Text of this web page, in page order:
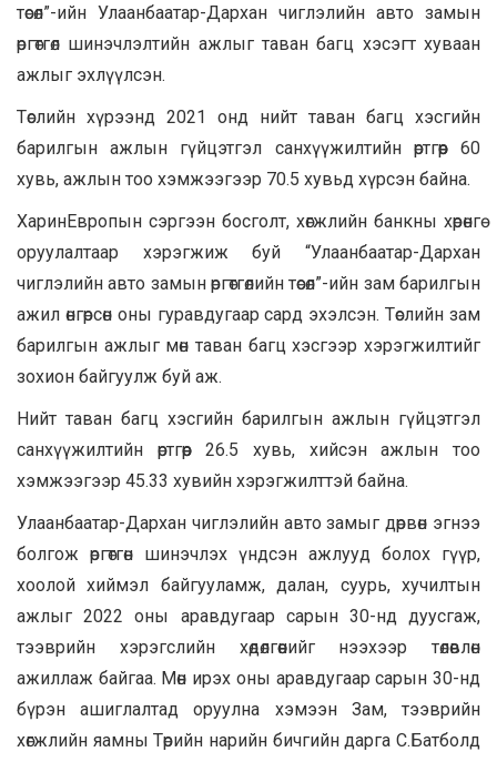
төсөл”-ийн Улаанбаатар-Дархан чиглэлийн авто замын
өргөтгөл шинэчлэлтийн ажлыг таван багц хэсэгт хуваан
ажлыг эхлүүлсэн.
Төслийн хүрээнд 2021 онд нийт таван багц хэсгийн
барилгын ажлын гүйцэтгэл санхүүжилтийн өртгөөр 60
хувь, ажлын тоо хэмжээгээр 70.5 хувьд хүрсэн байна.
ХаринЕвропын сэргээн босголт, хөгжлийн банкны хөрөнгө
оруулалтаар хэрэгжиж буй “Улаанбаатар-Дархан
чиглэлийн авто замын өргөтгөлийн төсөл”-ийн зам барилгын
ажил өнгөрсөн оны гуравдугаар сард эхэлсэн. Төслийн зам
барилгын ажлыг мөн таван багц хэсгээр хэрэгжилтийг
зохион байгуулж буй аж.
Нийт таван багц хэсгийн барилгын ажлын гүйцэтгэл
санхүүжилтийн өртгөөр 26.5 хувь, хийсэн ажлын тоо
хэмжээгээр 45.33 хувийн хэрэгжилттэй байна.
Улаанбаатар-Дархан чиглэлийн авто замыг дөрвөн эгнээ
болгож өргөтгөн шинэчлэх үндсэн ажлууд болох гүүр,
хоолой хиймэл байгууламж, далан, суурь, хучилтын
ажлыг 2022 оны аравдугаар сарын 30-нд дуусгаж,
тээврийн хэрэгслийн хөдөлгөөнийг нээхээр төлөвлөн
ажиллаж байгаа. Мөн ирэх оны аравдугаар сарын 30-нд
бүрэн ашиглалтад оруулна хэмээн Зам, тээврийн
хөгжлийн яамны Төрийн нарийн бичгийн дарга С.Батболд